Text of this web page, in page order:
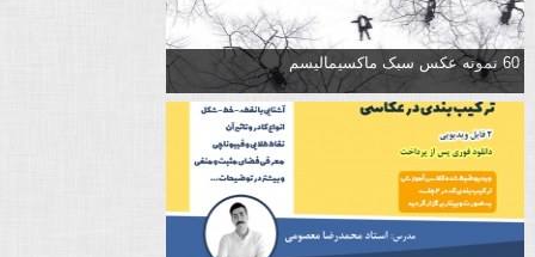
60 نمونه عکس سبک ماکسیمالیسم